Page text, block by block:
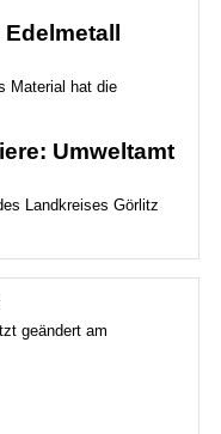
Material hat die
Umweltamt
Landkreises Görlitz
geändert am